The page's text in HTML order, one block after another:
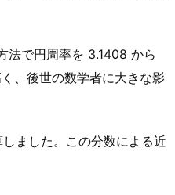
法で円周率を 3.1408 から
、後世の数学者に大きな影
ました。この分数による近